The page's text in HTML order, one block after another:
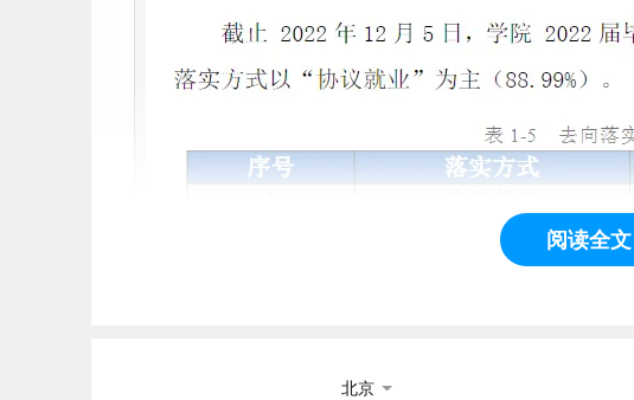
阅读全文
北京